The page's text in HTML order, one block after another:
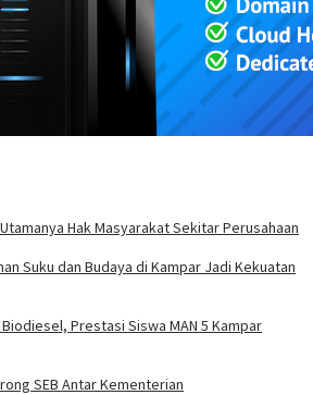
Utamanya Hak Masyarakat Sekitar Perusahaan
Suku dan Budaya di Kampar Jadi Kekuatan
Prestasi Siswa MAN 5 Kampar
SEB Antar Kementerian